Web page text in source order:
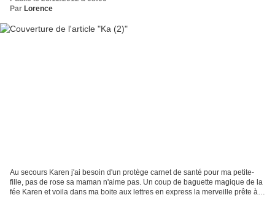
Par Lorence
Au secours Karen j'ai besoin d'un protège carnet de santé pour ma petite-
fille, pas de rose sa maman n'aime pas. Un coup de baguette magique de la
fée Karen et voila dans ma boite aux lettres en express la merveille prête à